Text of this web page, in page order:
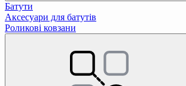
Батути
Аксесуари для батутів
Роликові ковзани